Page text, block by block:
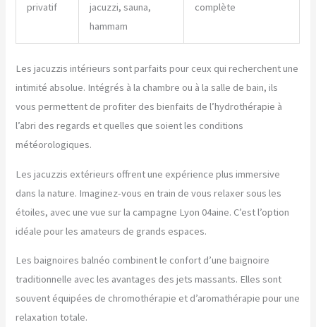
privatif
jacuzzi, sauna,
hammam
complète
Les jacuzzis intérieurs sont parfaits pour ceux qui recherchent une
intimité absolue. Intégrés à la chambre ou à la salle de bain, ils
vous permettent de profiter des bienfaits de l’hydrothérapie à
l’abri des regards et quelles que soient les conditions
météorologiques.
Les jacuzzis extérieurs offrent une expérience plus immersive
dans la nature. Imaginez-vous en train de vous relaxer sous les
étoiles, avec une vue sur la campagne Lyon 04aine. C’est l’option
idéale pour les amateurs de grands espaces.
Les baignoires balnéo combinent le confort d’une baignoire
traditionnelle avec les avantages des jets massants. Elles sont
souvent équipées de chromothérapie et d’aromathérapie pour une
relaxation totale.